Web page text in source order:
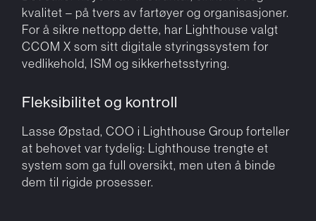
kvalitet – på tvers av fartøyer og organisasjoner.
For å sikre nettopp dette, har Lighthouse valgt
CCOM X som sitt digitale styringssystem for
vedlikehold, ISM og sikkerhetsstyring.
Fleksibilitet og kontroll
Lasse Øpstad, COO i Lighthouse Group forteller
at behovet var tydelig: Lighthouse trengte et
system som ga full oversikt, men uten å binde
dem til rigide prosesser.